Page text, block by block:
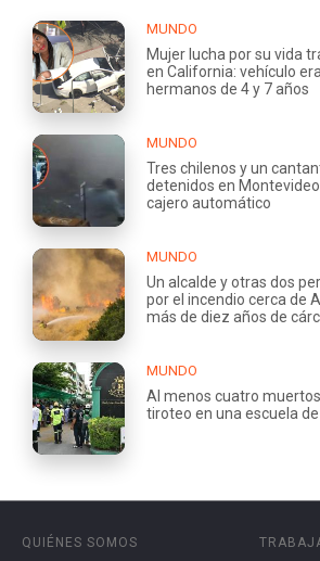
MUNDO
Mujer lucha por su vida
en California: vehículo
hermanos de 4 y 7 años
MUNDO
Tres chilenos y un
detenidos en
cajero automático
MUNDO
Un alcalde y otras dos
por el incendio cerca de
más de diez años de
MUNDO
Al menos cuatro
tiroteo en una escuela
QUIÉNES SOMOS